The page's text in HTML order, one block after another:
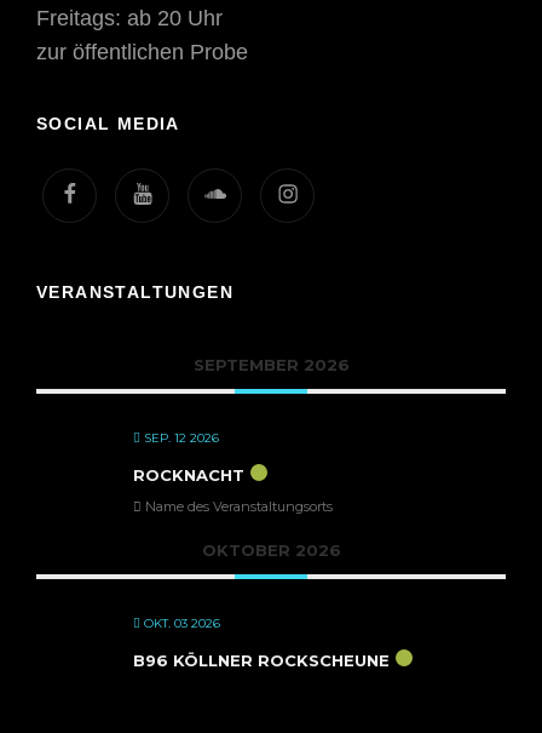
Freitags: ab 20 Uhr
zur öffentlichen Probe
SOCIAL MEDIA
FacebookYoutubeSoundcloudInstagram
VERANSTALTUNGEN
SEPTEMBER 2026
SEP. 12 2026
ROCKNACHT
Name des Veranstaltungsorts
OKTOBER 2026
OKT. 03 2026
B96 KÖLLNER ROCKSCHEUNE